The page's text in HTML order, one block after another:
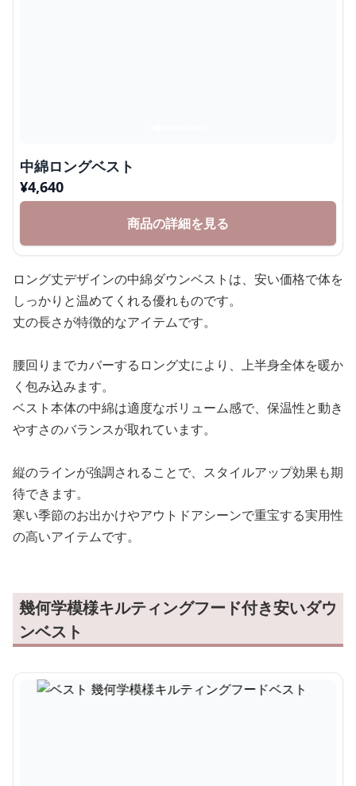
中綿ロングベスト
¥4,640
商品の詳細を見る
ロング丈デザインの中綿ダウンベストは、安い価格で体を
しっかりと温めてくれる優れものです。
丈の長さが特徴的なアイテムです。
腰回りまでカバーするロング丈により、上半身全体を暖か
く包み込みます。
ベスト本体の中綿は適度なボリューム感で、保温性と動き
やすさのバランスが取れています。
縦のラインが強調されることで、スタイルアップ効果も期
待できます。
寒い季節のお出かけやアウトドアシーンで重宝する実用性
の高いアイテムです。
幾何学模様キルティングフード付き安いダウ
ンベスト